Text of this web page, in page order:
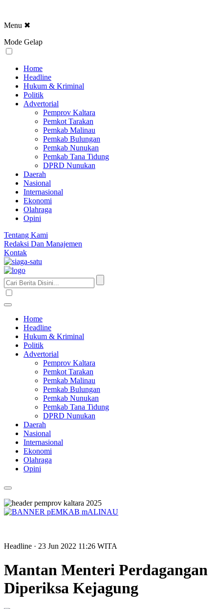
Menu ✖
Mode Gelap
Home
Headline
Hukum & Kriminal
Politik
Advertorial
Pemprov Kaltara
Pemkot Tarakan
Pemkab Malinau
Pemkab Bulungan
Pemkab Nunukan
Pemkab Tana Tidung
DPRD Nunukan
Daerah
Nasional
Internasional
Ekonomi
Olahraga
Opini
Tentang Kami
Redaksi Dan Manajemen
Kontak
Home
Headline
Hukum & Kriminal
Politik
Advertorial
Pemprov Kaltara
Pemkot Tarakan
Pemkab Malinau
Pemkab Bulungan
Pemkab Nunukan
Pemkab Tana Tidung
DPRD Nunukan
Daerah
Nasional
Internasional
Ekonomi
Olahraga
Opini
Headline · 23 Jun 2022 11:26 WITA
Mantan Menteri Perdagangan
Diperiksa Kejagung